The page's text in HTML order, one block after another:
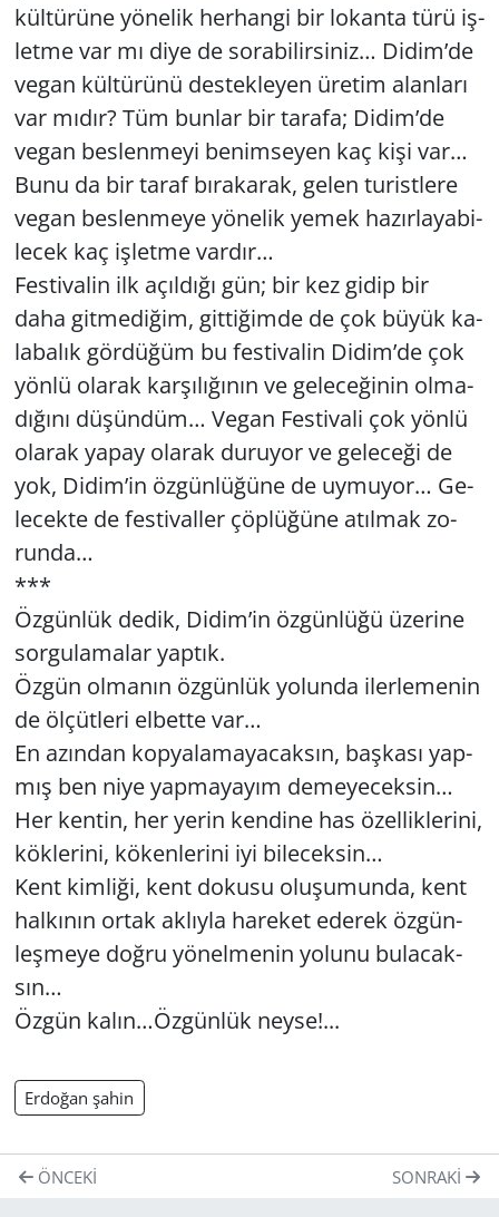
kül­tü­rü­ne yö­ne­lik her­han­gi bir lo­kan­ta türü iş­
let­me var mı diye de so­ra­bi­lir­si­niz… Didim’de
vegan kül­tü­rü­nü des­tek­le­yen üre­tim alan­la­rı
var mıdır? Tüm bun­lar bir ta­ra­fa; Didim’de
vegan bes­len­me­yi be­nim­se­yen kaç kişi var…
Bunu da bir taraf bı­ra­ka­rak, gelen tu­rist­le­re
vegan bes­len­me­ye yö­ne­lik yemek ha­zır­la­ya­bi­
lecek kaç iş­let­me var­dır…
Fes­ti­va­lin ilk açıl­dı­ğı gün; bir kez gidip bir
daha git­me­di­ğim, git­ti­ğim­de de çok büyük ka­
la­ba­lık gör­dü­ğüm bu fes­ti­va­lin Didim’de çok
yönlü ola­rak kar­şı­lı­ğı­nın ve ge­le­ce­ği­nin ol­ma­
dı­ğı­nı dü­şün­düm… Vegan Fes­ti­va­li çok yönlü
ola­rak yapay ola­rak du­ru­yor ve ge­le­ce­ği de
yok, Didim’in öz­gün­lü­ğü­ne de uy­mu­yor… Ge­
le­cek­te de fes­ti­val­ler çöp­lü­ğü­ne atıl­mak zo­
run­da…
***
Öz­gün­lük dedik, Didim’in öz­gün­lü­ğü üze­ri­ne
sor­gu­la­ma­lar yap­tık.
Özgün ol­ma­nın öz­gün­lük yo­lun­da iler­le­me­nin
de öl­çüt­le­ri el­bet­te var…
En azın­dan kop­ya­la­ma­ya­cak­sın, baş­ka­sı yap­
mış ben niye yap­ma­ya­yım de­me­ye­cek­sin…
Her ken­tin, her yerin ken­di­ne has özel­lik­le­ri­ni,
kök­le­ri­ni, kö­ken­le­ri­ni iyi bi­le­cek­sin…
Kent kim­li­ği, kent do­ku­su olu­şu­mun­da, kent
hal­kı­nın ortak ak­lıy­la ha­re­ket ede­rek öz­gün­
leş­me­ye doğru yö­nel­me­nin yo­lu­nu bu­la­cak­
sın…
Özgün kalın…Öz­gün­lük neyse!...
Erdoğan şahin
ÖNCEKI SONRAKI